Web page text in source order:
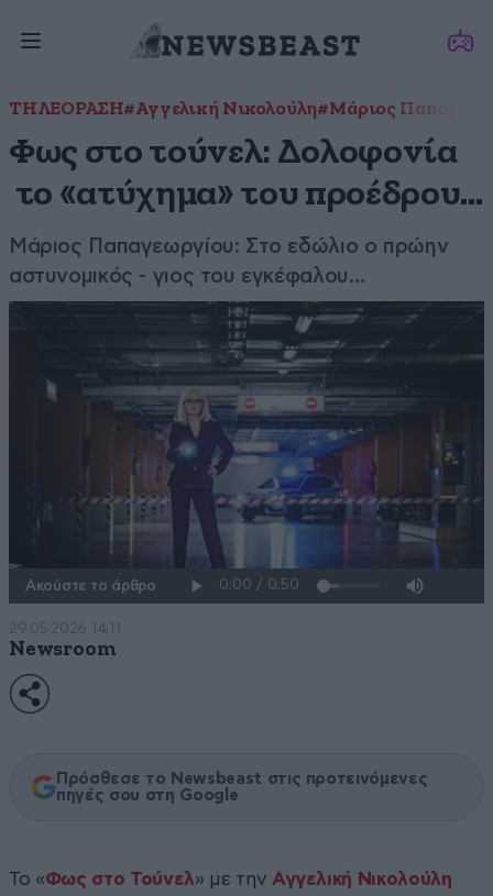
ΤΗΛΕΟΡΑΣΗ#Αγγελική Νικολούλη#Μάριος
Φως στο τούνελ: Δολοφονία
το «ατύχημα» του προέδρου…
Μάριος Παπαγεωργίου: Στο εδώλιο ο πρώην
αστυνομικός - γιος του εγκέφαλου…
Ακούστε το άρθρο
29·05·2026 14:11
Newsroom
Πρόσθεσε το Newsbeast στις προτεινόμενες
πηγές σου στη Google
Το «Φως στο Τούνελ» με την Αγγελική Νικολούλη